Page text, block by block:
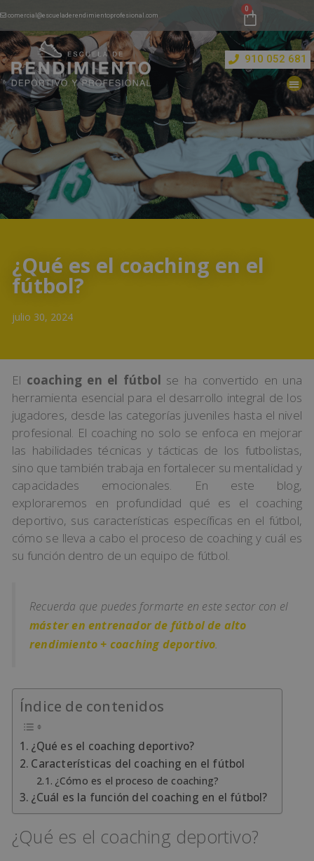
comercial@escueladerendimientoprofesional.com
910 052 681
¿Qué es el coaching en el
fútbol?
julio 30, 2024
El coaching en el fútbol se ha convertido en una
herramienta esencial para el desarrollo integral de los
jugadores, desde las categorías juveniles hasta el nivel
profesional. El coaching no solo se enfoca en mejorar
las habilidades técnicas y tácticas de los futbolistas,
sino que también trabaja en fortalecer su mentalidad y
capacidades emocionales. En este blog,
exploraremos en profundidad qué es el coaching
deportivo, sus características específicas en el fútbol,
cómo se lleva a cabo el proceso de coaching y cuál es
su función dentro de un equipo de fútbol.
Recuerda que puedes formarte en este sector con el
máster en entrenador de fútbol de alto
rendimiento + coaching deportivo.
Índice de contenidos
¿Qué es el coaching deportivo?
Características del coaching en el fútbol
¿Cómo es el proceso de coaching?
¿Cuál es la función del coaching en el fútbol?
¿Qué es el coaching deportivo?